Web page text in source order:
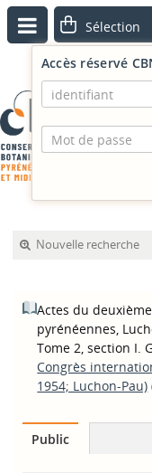
Accès réservé
Nouvelle recherche
Actes du
pyrénéennes,
Tome 2, section I.
Congrès
1954; Luchon-Pau)
Public